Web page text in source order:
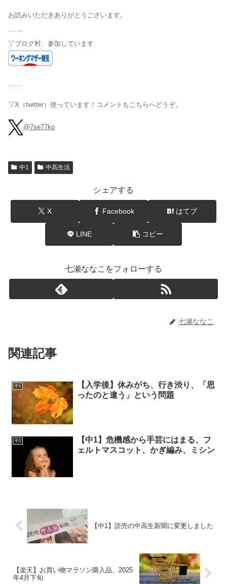
お読みいただきありがとうございます。
▽ブログ村、参加しています
▽X（twitter）使っています！コメントもこちらへどうぞ。
@7se77ko
中1 中高生活
シェアする
X Facebook はてブ
LINE コピー
七瀬ななこをフォローする
七瀬ななこ
関連記事
中1
【入学後】休みがち、行き渋り、「思
ったのと違う」という問題
中1
【中1】危機感から手芸にはまる、フ
ェルトマスコット、かぎ編み、ミシン
【中1】読売の中高生新聞に変更しました
【楽天】お買い物マラソン購入品、2025
年4月下旬